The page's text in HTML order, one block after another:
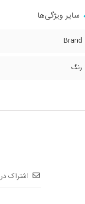
سایر ویژگی‌ها
Brand
رنگ
اشتراک در